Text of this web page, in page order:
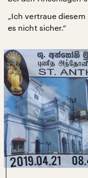
„Ich vertraue
es nicht sicher.“